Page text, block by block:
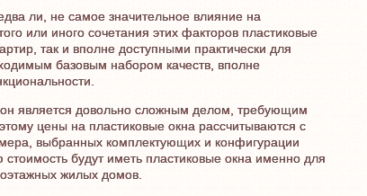
ли, не самое значительное влияние на
или иного сочетания этих факторов пластиковые
так и вполне доступными практически для
базовым набором качеств, вполне
является довольно сложным делом, требующим
цены на пластиковые окна рассчитываются с
выбранных комплектующих и конфигурации
будут иметь пластиковые окна именно для
жилых домов.